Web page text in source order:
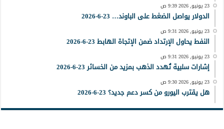
23 يونيو, 2026 9:39 ص
الدولار يواصل الضغط على الباوند… 23-6-2026
23 يونيو, 2026 9:31 ص
النفط يحاول الإرتداد ضمن الإتجاة الهابط 23-6-2026
23 يونيو, 2026 9:31 ص
إشارات سلبية تُهدد الذهب بمزيد من الخسائر 23-6-2026
23 يونيو, 2026 9:30 ص
هل يقترب اليورو من كسر دعم جديد؟ 23-6-2026